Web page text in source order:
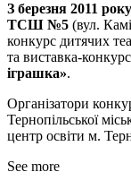
З березня 2011
ТСШ №5 (вул.
конкурс дитячих
та виставка-
іграшка».
Організатори
Тернопільської
центр освіти м.
See more